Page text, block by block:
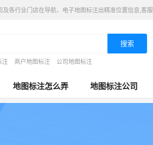
各行业门店在导航、电子地图标注出精准位置信息,客
搜索
注 商户地图标注 公司地图标注
地图标注怎么弄 地图标注公司